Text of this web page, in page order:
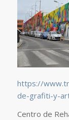
https://
de-grafiti-y-
Centro de